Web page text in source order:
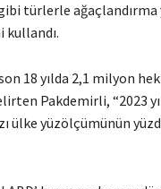
türlerle ağaçlandırma
kullandı.
18 yılda 2,1 milyon
Pakdemirli, “2023
ülke yüzölçümünün